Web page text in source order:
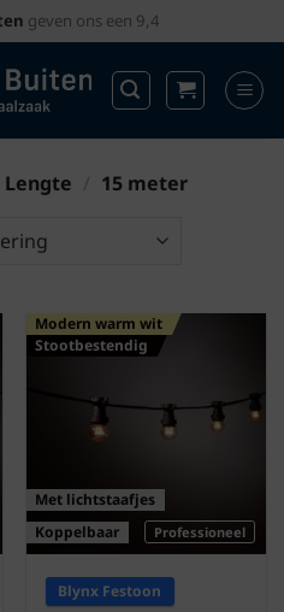
geven ons een 9,4
Lengte 15 meter
Professioneel
Modern warm wit
Stootbestendig
Met lichtstaafjes
Koppelbaar
Blynx Festoon